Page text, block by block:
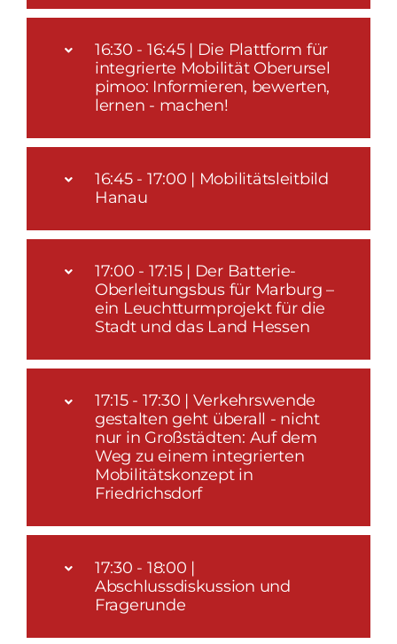
16:30 - 16:45 | Die Plattform für
integrierte Mobilität Oberursel
pimoo: Informieren, bewerten,
lernen - machen!
16:45 - 17:00 | Mobilitätsleitbild
Hanau
17:00 - 17:15 | Der Batterie-
Oberleitungsbus für Marburg –
ein Leuchtturmprojekt für die
Stadt und das Land Hessen
17:15 - 17:30 | Verkehrswende
gestalten geht überall - nicht
nur in Großstädten: Auf dem
Weg zu einem integrierten
Mobilitätskonzept in
Friedrichsdorf
17:30 - 18:00 |
Abschlussdiskussion und
Fragerunde